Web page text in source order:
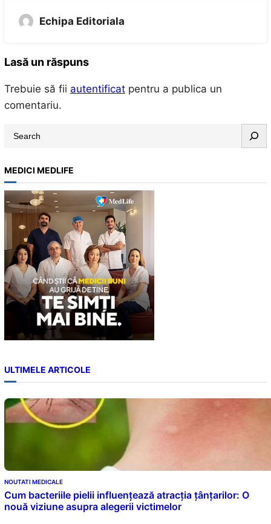
Echipa Editoriala
Lasă un răspuns
Trebuie să fii autentificatpentru a publica un
comentariu.
r
c
h
MEDICI MEDLIFE
ULTIMELE ARTICOLE
NOUTATI MEDICALE
Cum bacteriile pielii influențează atracția țânțarilor: O
nouă viziune asupra alegerii victimelor